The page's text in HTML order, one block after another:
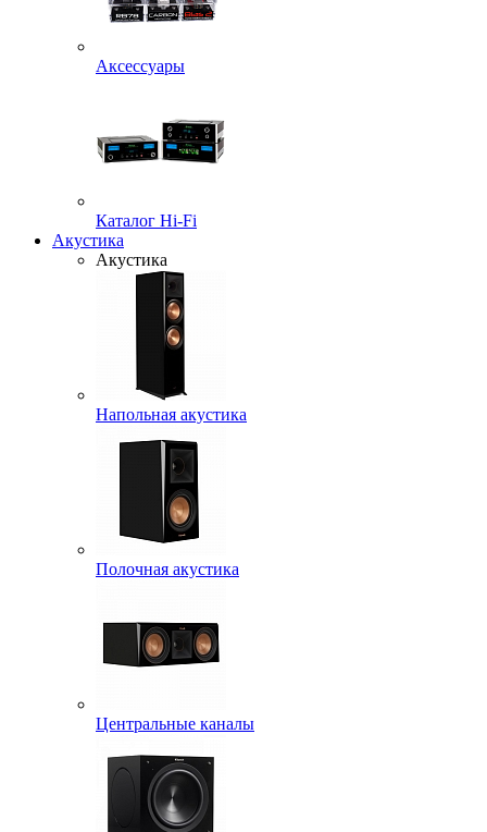
Аксессуары
Каталог Hi-Fi
Акустика
Акустика
Напольная акустика
Полочная акустика
Центральные каналы